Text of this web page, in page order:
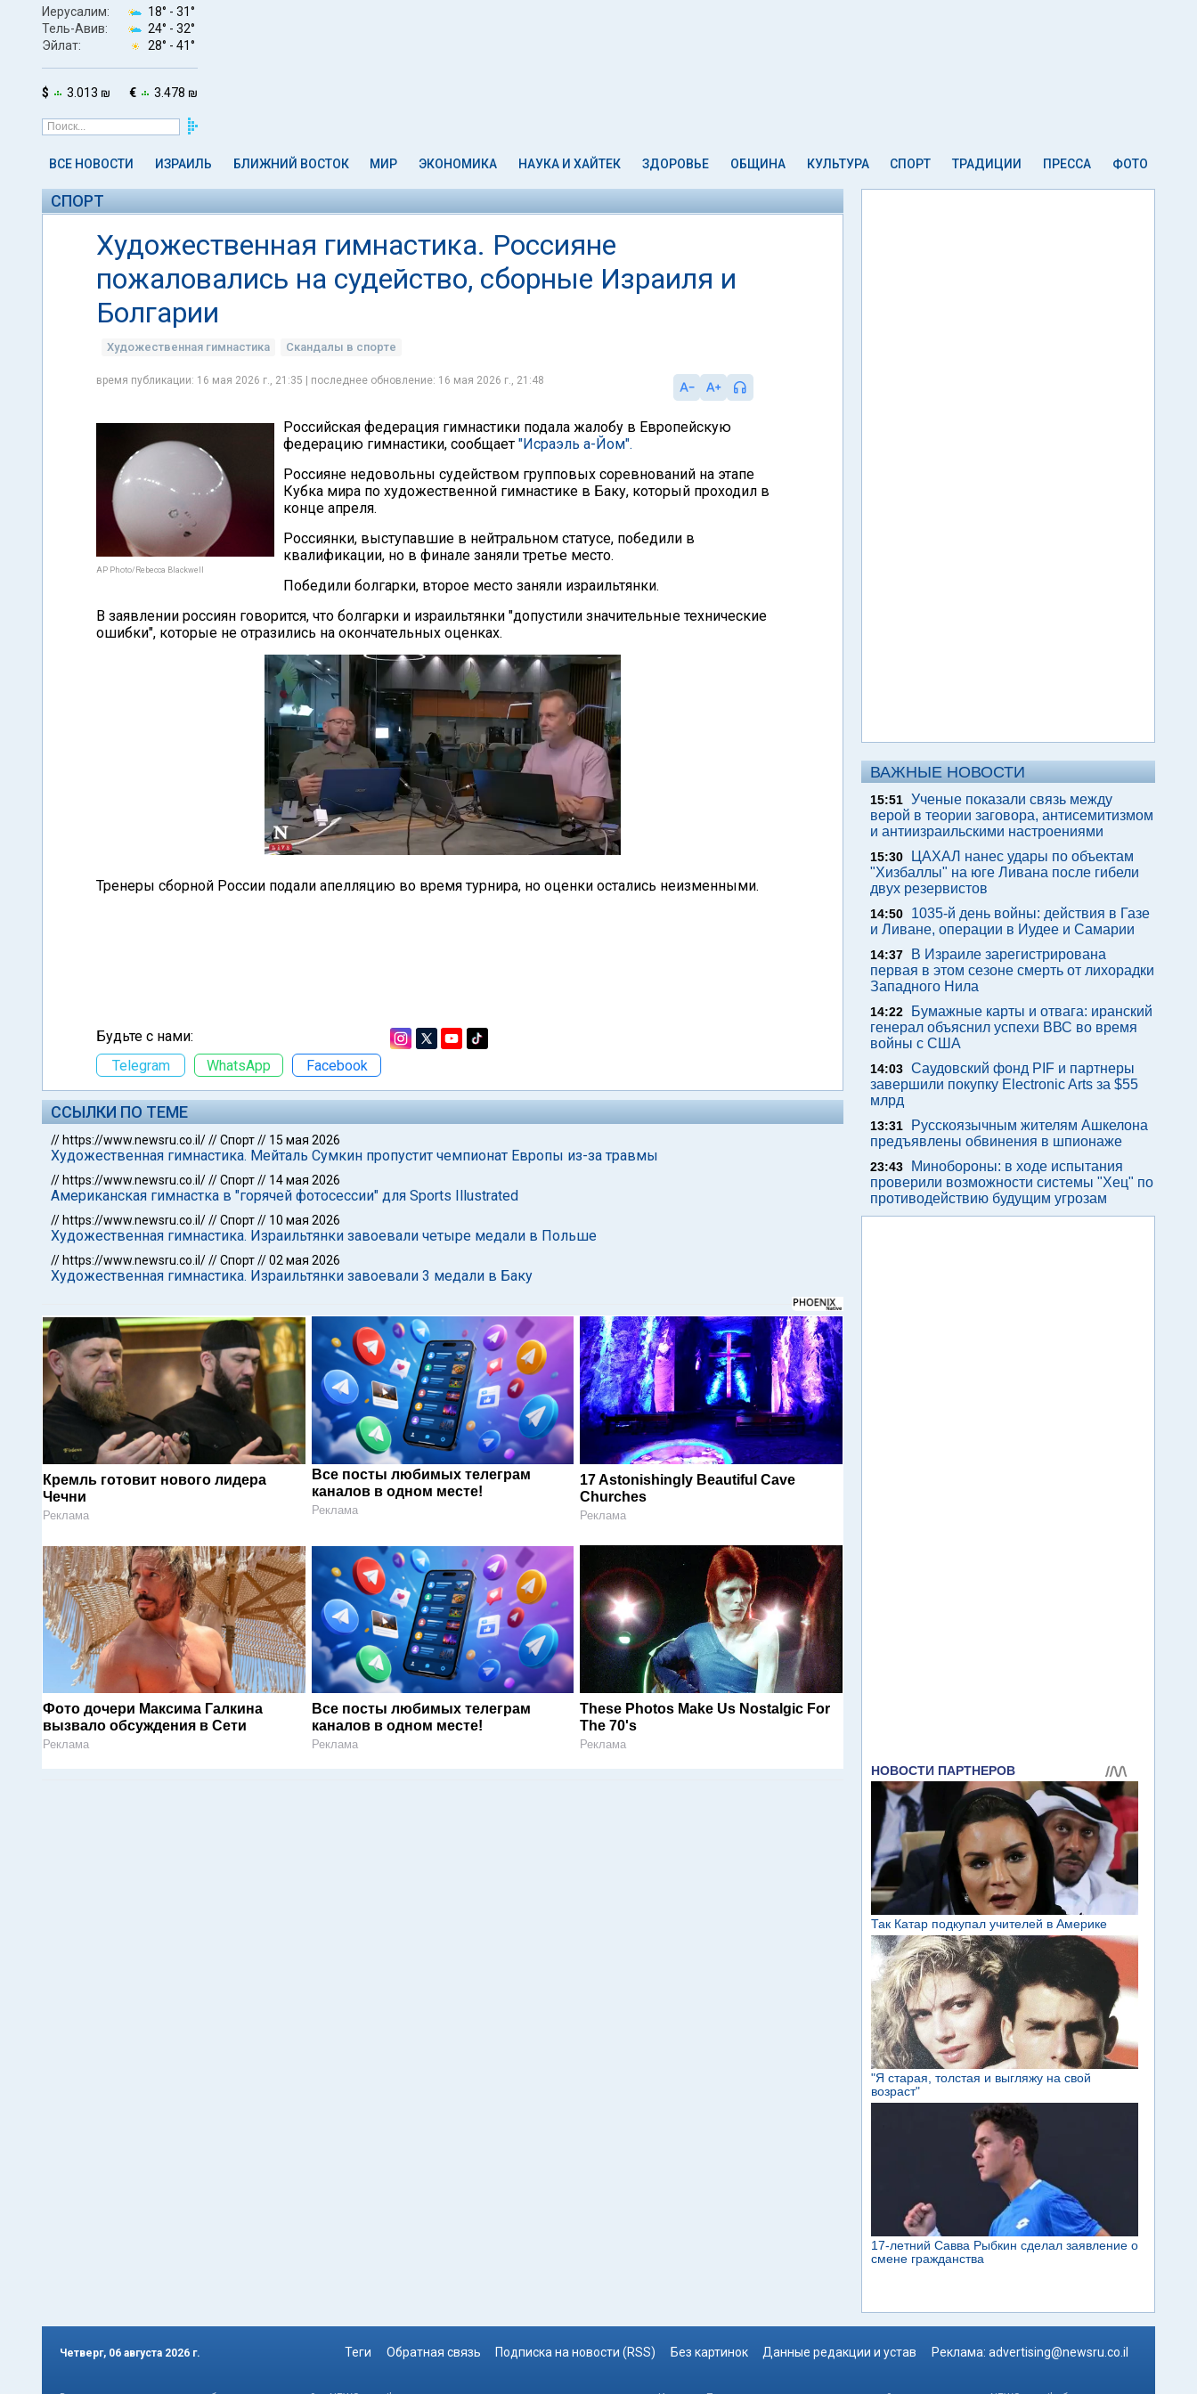
Иерусалим: 18° - 31°
Тель-Авив:
24° - 32°
Эйлат:
28° - 41°
$ 3.013 ₪ € 3.478 ₪
ВСЕ НОВОСТИ ИЗРАИЛЬ БЛИЖНИЙ ВОСТОК МИР ЭКОНОМИКА НАУКА И ХАЙТЕК ЗДОРОВЬЕ ОБЩИНА КУЛЬТУРА СПОРТ ТРАДИЦИИ ПРЕССА ФОТО
СПОРТ
Художественная гимнастика. Россияне
пожаловались на судейство, сборные Израиля и
Болгарии
Художественная гимнастика Скандалы в спорте
время публикации: 16 мая 2026 г., 21:35 | последнее обновление: 16 мая 2026 г., 21:48
AP Photo/Rebecca Blackwell
Российская федерация гимнастики подала жалобу в Европейскую
федерацию гимнастики, сообщает "Исраэль а-Йом".
Россияне недовольны судейством групповых соревнований на этапе
Кубка мира по художественной гимнастике в Баку, который проходил в
конце апреля.
Россиянки, выступавшие в нейтральном статусе, победили в
квалификации, но в финале заняли третье место.
Победили болгарки, второе место заняли израильтянки.
В заявлении россиян говорится, что болгарки и израильтянки "допустили значительные технические
ошибки", которые не отразились на окончательных оценках.
Тренеры сборной России подали апелляцию во время турнира, но оценки остались неизменными.
Будьте с нами:
Telegram
WhatsApp Facebook
ССЫЛКИ ПО ТЕМЕ
// https://www.newsru.co.il///Спорт// 15 мая 2026
Художественная гимнастика. Мейталь Сумкин пропустит чемпионат Европы из-за травмы
// https://www.newsru.co.il///Спорт// 14 мая 2026
Американская гимнастка в "горячей фотосессии" для Sports Illustrated
// https://www.newsru.co.il///Спорт// 10 мая 2026
Художественная гимнастика. Израильтянки завоевали четыре медали в Польше
// https://www.newsru.co.il///Спорт//02 мая 2026
Художественная гимнастика. Израильтянки завоевали 3 медали в Баку
Кремль готовит нового лидера
Чечни
Реклама
Все посты любимых телеграм
каналов в одном месте!
Реклама
17 Astonishingly Beautiful Cave
Churches
Реклама
Фото дочери Максима Галкина
вызвало обсуждения в Сети
Реклама
Все посты любимых телеграм
каналов в одном месте!
Реклама
These Photos Make Us Nostalgic For
The 70's
Реклама
ВАЖНЫЕ НОВОСТИ
15:51 Ученые показали связь между
верой в теории заговора, антисемитизмом
и антиизраильскими настроениями
15:30
ЦАХАЛ нанес удары по объектам
"Хизбаллы" на юге Ливана после гибели
двух резервистов
14:50
1035-й день войны: действия в Газе
и Ливане, операции в Иудее и Самарии
14:37
В Израиле зарегистрирована
первая в этом сезоне смерть от лихорадки
Западного Нила
14:22
Бумажные карты и отвага: иранский
генерал объяснил успехи ВВС во время
войны с США
14:03 Саудовский фонд PIF и партнеры
завершили покупку Electronic Arts за $55
млрд
13:31
Русскоязычным жителям Ашкелона
предъявлены обвинения в шпионаже
23:43
Минобороны: в ходе испытания
проверили возможности системы "Хец" по
противодействию будущим угрозам
Четверг, 06 августа 2026 г. Теги Обратная связь Подписка на новости (RSS) Без картинок Данные редакции и устав Реклама: advertising@newsru.co.il